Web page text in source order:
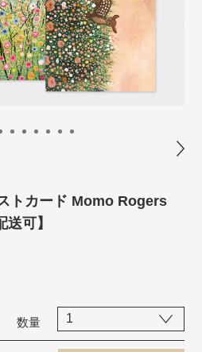
トカード Momo Rogers
送可】
数量